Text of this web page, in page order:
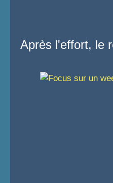
Après l'effort, le